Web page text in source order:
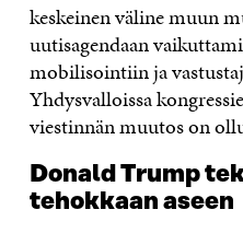
keskeinen väline muun
uutisagendaan
mobilisointiin ja
Yhdysvalloissa
viestinnän muutos on
Donald Trump
tehokkaan aseen